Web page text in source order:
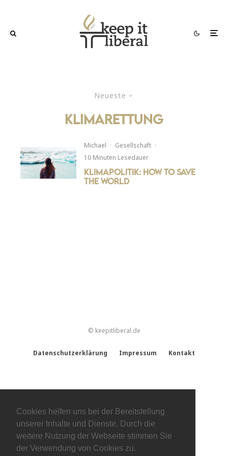
Cookies helfen uns bei der Bereitstellung
unserer Inhalte und Dienste. Durch die
weitere Nutzung der Webseite stimmen Sie
der Verwendung von Cookies zu.
Neueste
klimarettung
Michael · Gesellschaft ·
10 Minuten Lesedauer
Klimapolitik: How to save
the world
© keepitliberal.de
Datenschutzerklärung Impressum Kontakt